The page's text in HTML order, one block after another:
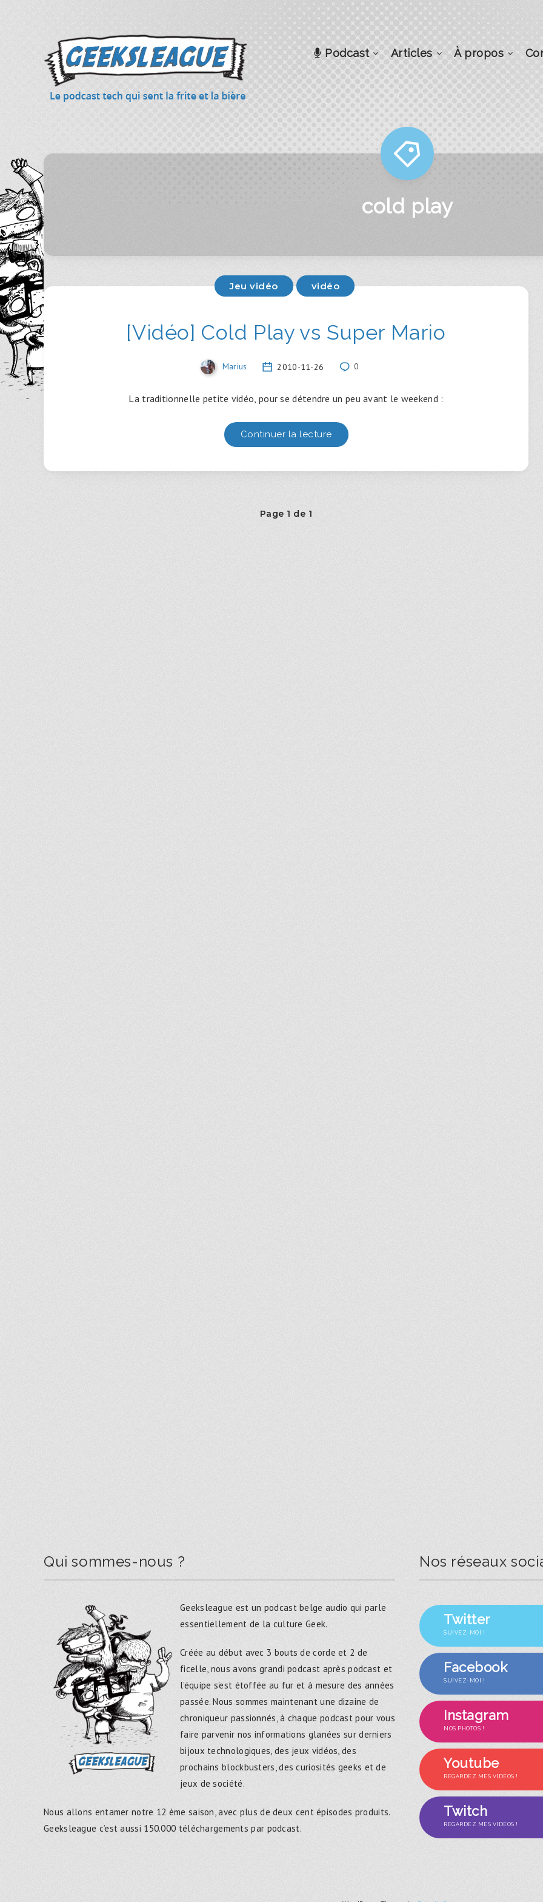
Podcast Articles À propos
cold play
Jeu vidéo vidéo
[Vidéo] Cold Play vs Super Mario
Marius 2010-11-26 0
La traditionnelle petite vidéo, pour se détendre un peu avant le weekend :
Continuer la lecture
Page 1 de 1
Qui sommes-nous ?
Geeksleague est un podcast belge audio qui parle
essentiellement de la culture Geek.
Créée au début avec 3 bouts de corde et 2 de
ficelle, nous avons grandi podcast après podcast et
l’équipe s’est étoffée au fur et à mesure des années
passée. Nous sommes maintenant une dizaine de
chroniqueur passionnés, à chaque podcast pour vous
faire parvenir nos informations glanées sur derniers
bijoux technologiques, des jeux vidéos, des
prochains blockbusters, des curiosités geeks et de
jeux de société.
Nous allons entamer notre 12 ème saison, avec plus de deux cent épisodes produits.
Geeksleague c’est aussi 150.000 téléchargements par podcast.
Nos réseaux
Twitter
SUIVEZ-MOI !
Facebook
SUIVEZ-MOI !
Instagram
NOS PHOTOS !
Youtube
REGARDEZ MES VIDÉOS !
Twitch
REGARDEZ MES VIDÉOS !